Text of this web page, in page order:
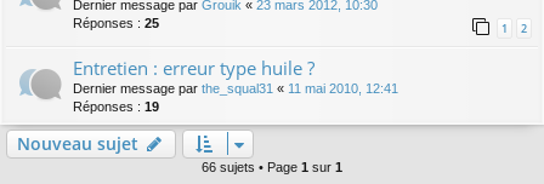
Dernier message par Grouik « 23 mars 2012, 10:30
Réponses : 25 1 2
Entretien : erreur type huile ?
Dernier message par the_squal31 « 11 mai 2010, 12:41
Réponses : 19
Nouveau sujet
66 sujets • Page 1 sur 1